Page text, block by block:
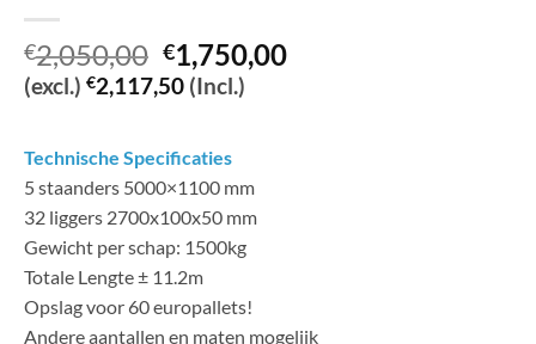
€2,050,00 Oorspronkelijke
prijs
€1,750,00Huidige
(excl.) €2,117,50 (Incl.)
Technische Specificaties
5 staanders 5000×1100 mm
32 liggers 2700x100x50 mm
Gewicht per schap: 1500kg
Totale Lengte ± 11.2m
Opslag voor 60 europallets!
Andere aantallen en maten mogelijk